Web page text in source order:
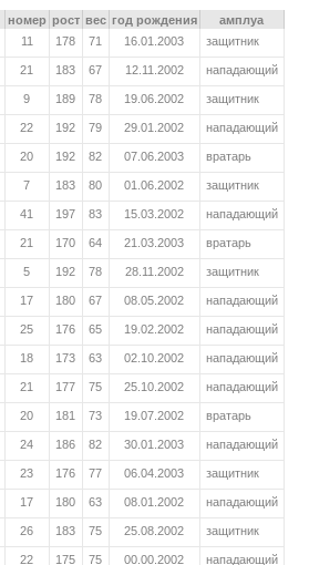
номер рост вес год рождения
амплуа
11 178 71 16.01.2003 защитник
21 183 67 12.11.2002 нападающий
9 189 78 19.06.2002 защитник
22 192 79 29.01.2002 нападающий
20 192 82 07.06.2003 вратарь
7 183 80 01.06.2002 защитник
41 197 83 15.03.2002 нападающий
21 170 64 21.03.2003 вратарь
5 192 78 28.11.2002 защитник
17 180 67 08.05.2002 нападающий
25 176 65 19.02.2002 нападающий
18 173 63 02.10.2002 нападающий
21 177 75 25.10.2002 нападающий
20 181 73 19.07.2002 вратарь
24 186 82 30.01.2003 нападающий
23 176 77 06.04.2003 защитник
17 180 63 08.01.2002 нападающий
26 183 75 25.08.2002 защитник
22 175 75 00.00.2002 нападающий